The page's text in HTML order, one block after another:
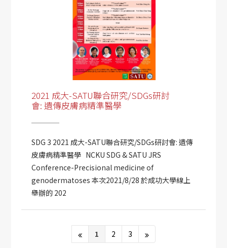
2021 成大-SATU聯合研究/SDGs研討
會: 遺傳皮膚病精準醫學
SDG 3 2021 成大-SATU聯合研究/SDGs研討會: 遺傳
皮膚病精準醫學 NCKU SDG & SATU JRS
Conference-Precisional medicine of
genodermatoses 本次2021/8/28 於成功大學線上
舉辦的 202
1 2 3